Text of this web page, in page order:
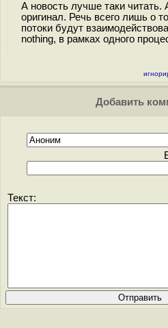
А новость лучше таки
оригинал. Речь всего лишь о
потоки будут
nothing, в рамках одного
Добавить
Текст: